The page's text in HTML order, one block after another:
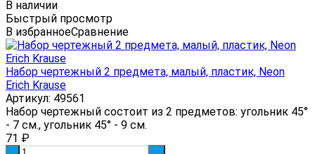
В наличии
Быстрый просмотр
В избранноеСравнение
Набор чертежный 2 предмета, малый, пластик, Neon
Erich Krause
Артикул: 49561
Набор чертежный состоит из 2 предметов: угольник 45°
- 7 см., угольник 45° - 9 см.
71 ₽